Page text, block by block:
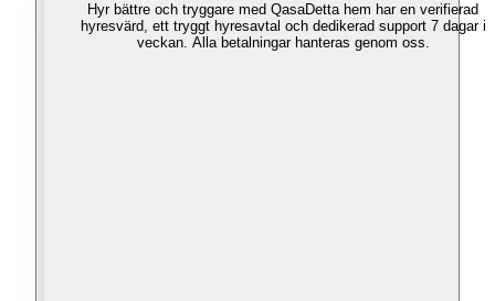
Hyr bättre och tryggare med QasaDetta hem har en verifierad
hyresvärd, ett tryggt hyresavtal och dedikerad support 7 dagar i
veckan. Alla betalningar hanteras genom oss.